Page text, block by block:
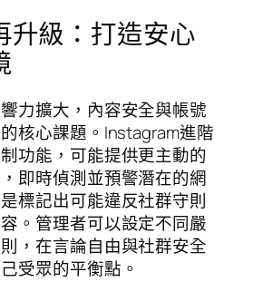
升級：打造安心
力擴大，內容安全與帳號
核心課題。Instagram進階
功能，可能提供更主動的
即時偵測並預警潛在的網
標記出可能違反社群守則
。管理者可以設定不同嚴
，在言論自由與社群安全
受眾的平衡點。